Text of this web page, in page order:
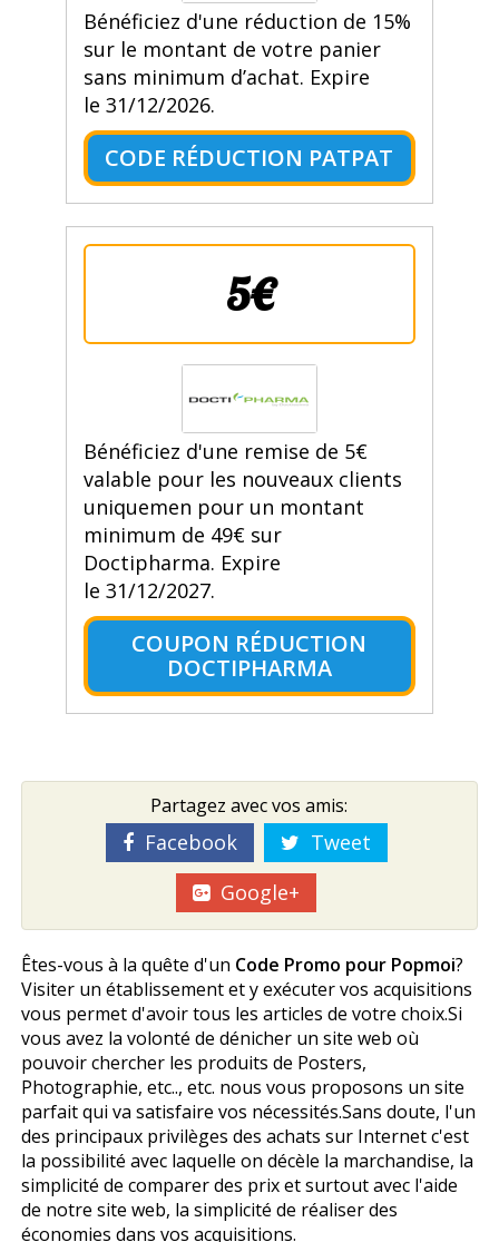
Bénéficiez d'une réduction de 15%
sur le montant de votre panier
sans minimum d’achat. Expire
le 31/12/2026.
CODE RÉDUCTION PATPAT
5€
Bénéficiez d'une remise de 5€
valable pour les nouveaux clients
uniquemen pour un montant
minimum de 49€ sur
Doctipharma. Expire
le 31/12/2027.
COUPON RÉDUCTION
DOCTIPHARMA
Partagez avec vos amis:
Facebook
Tweet
Google+
Êtes-vous à la quête d'un Code Promo pour Popmoi?
Visiter un établissement et y exécuter vos acquisitions
vous permet d'avoir tous les articles de votre choix.Si
vous avez la volonté de dénicher un site web où
pouvoir chercher les produits de Posters,
Photographie, etc.., etc. nous vous proposons un site
parfait qui va satisfaire vos nécessités.Sans doute, l'un
des principaux privilèges des achats sur Internet c'est
la possibilité avec laquelle on décèle la marchandise, la
simplicité de comparer des prix et surtout avec l'aide
de notre site web, la simplicité de réaliser des
économies dans vos acquisitions.